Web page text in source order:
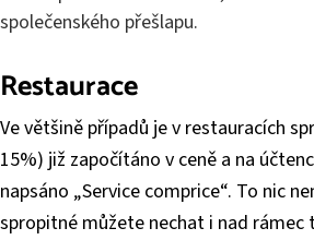
společenského přešlapu.
Restaurace
Ve většině případů je v restauracích
15%) již započítáno v ceně a na
napsáno „Service comprice“. To nic
spropitné můžete nechat i nad rámec